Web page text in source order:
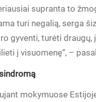
supranta to
turi negalią, serga
gyventi, turėti
į visuomenę“, –
mokymuose